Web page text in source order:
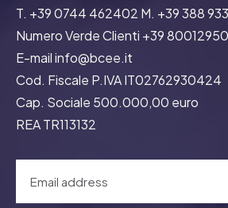
T. +39 0744 462402 M. +39 388
Numero Verde Clienti +39
E-mail info@bcee.it
Cod. Fiscale P.IVA IT02762930424
Cap. Sociale 500.000,00 euro
REA TR113132